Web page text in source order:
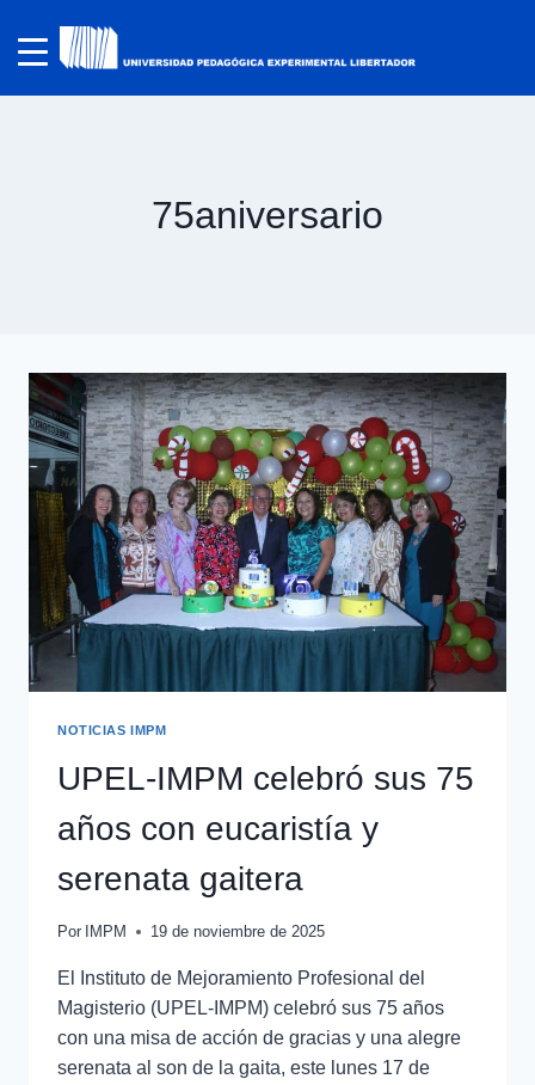
75aniversario
NOTICIAS IMPM
UPEL-IMPM celebró sus 75
años con eucaristía y
serenata gaitera
Por IMPM 19 de noviembre de 2025
El Instituto de Mejoramiento Profesional del
Magisterio (UPEL-IMPM) celebró sus 75 años
con una misa de acción de gracias y una alegre
serenata al son de la gaita, este lunes 17 de